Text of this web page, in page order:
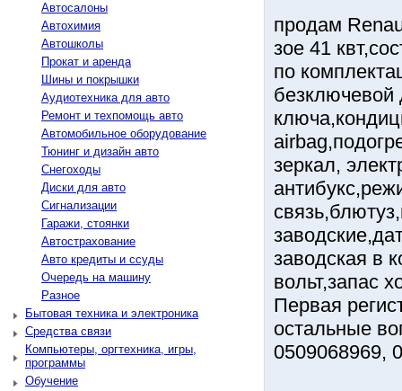
Автосалоны
Автохимия
Автошколы
Прокат и аренда
Шины и покрышки
Аудиотехника для авто
Ремонт и техпомощь авто
Автомобильное оборудование
Тюнинг и дизайн авто
Снегоходы
Диски для авто
Сигнализации
Гаражи, стоянки
Автострахование
Авто кредиты и ссуды
Очередь на машину
Разное
Бытовая техника и электроника
Средства связи
Компьютеры, оргтехника, игры,
программы
Обучение
продам
зое 41
по
безключевой
зеркал,
заводская в
вольт,запас
Первая
остальные
0509068969,